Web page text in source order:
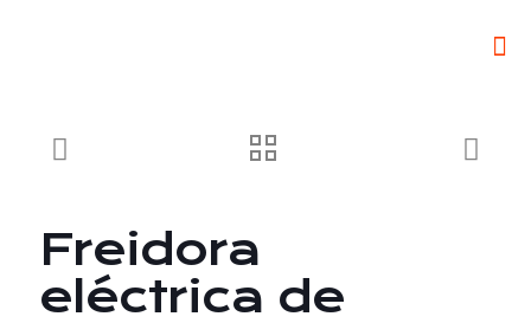
Freidora
eléctrica de